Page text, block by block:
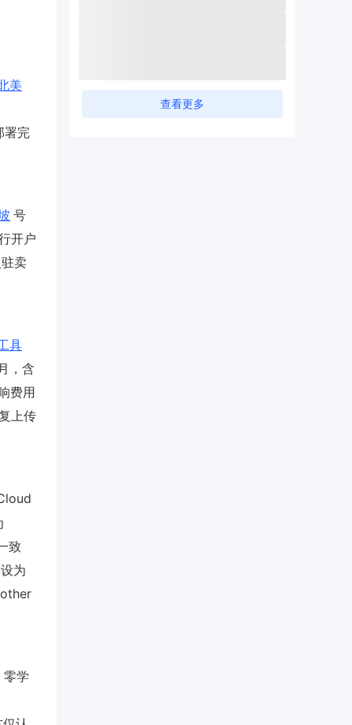
美
署完
号
开户
卖
具
，含
费用
上传
致
为
零学
查看更多